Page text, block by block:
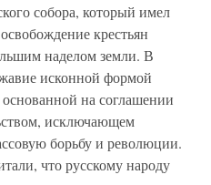
собора, который имел
крестьян
наделом земли. В
исконной формой
на соглашении
исключающем
борьбу и революции.
что русскому народу